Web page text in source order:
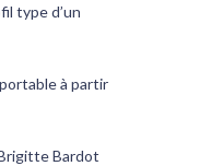
type d’un
à partir
Bardot